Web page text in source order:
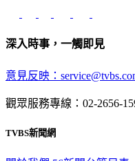
深入時事，一觸即見
意見反映：
觀眾服務專線：02-2656-
TVBS新聞網